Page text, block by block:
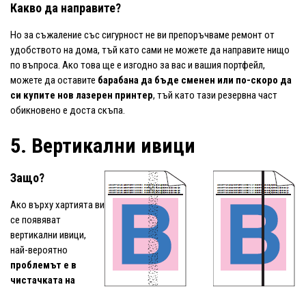
Какво да направите?
Но за съжаление със сигурност не ви препоръчваме ремонт от
удобството на дома, тъй като сами не можете да направите нищо
по въпроса. Ако това ще е изгодно за вас и вашия портфейл,
можете да оставите барабана да бъде сменен или по-скоро да
си купите нов лазерен принтер, тъй като тази резервна част
обикновено е доста скъпа.
5. Вертикални ивици
Защо?
Ако върху хартията ви
се появяват
вертикални ивици,
най-вероятно
проблемът е в
чистачката на